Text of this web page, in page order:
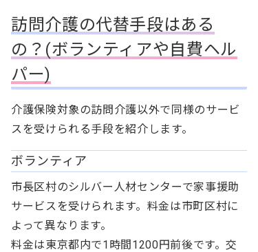
訪問介護の代替手段はある
の？(ボランティアや自費ヘル
パー)
介護保険対象の訪問介護以外で同様のサービ
スを受けられる手段を紹介します。
ボランティア
市長区村のシルバー人材センターで家事援助
サービスを受けられます。料金は市町区村に
よって異なります。
料金は東京都内で1時間1200円前後です。交